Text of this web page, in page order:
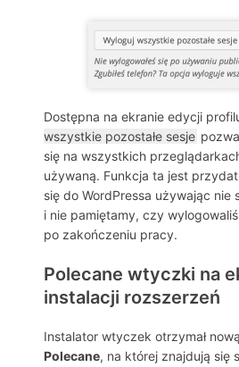
Dostępna na ekranie edycji
wszystkie pozostałe sesje
się na wszystkich
używaną. Funkcja ta jest
się do WordPressa używając nie
i nie pamiętamy, czy
po zakończeniu pracy.
Polecane wtyczki na
instalacji rozszerzeń
Instalator wtyczek otrzymał
Polecane, na której znajdują się